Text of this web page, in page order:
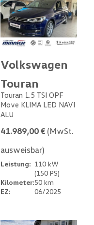
Volkswagen
Touran
Touran 1.5 TSI OPF
Move KLIMA LED NAVI
ALU
41.989,00 € (MwSt.
ausweisbar)
Leistung: 110 kW
(150 PS)
Kilometer:50 km
EZ:
06/2025